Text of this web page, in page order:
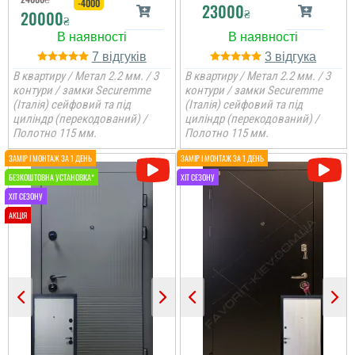
хлопці впорались і
молодці. Загалом
компанія видно з
досвідом в багато
років...
читати всі відгуки
Павло
компанії...
Ірина
Встановили швидко, все
акуратно, двері по
дизайну сподобались
всій сії, двері якісні,
полотно при відкриванні
тяжке....
20000₴
7
В квартиру / Метал 2.2 мм. / 3
контури / замки Securemme
(Італія) сейфовий та під
циліндр (перекодований) /
Полотно 115 мм.
23000₴
3
В квартиру / Метал 2.2 мм. / 3
контури / замки Securemme
(Італія) сейфовий та під
циліндр (перекодований) /
Полотно 115 мм.